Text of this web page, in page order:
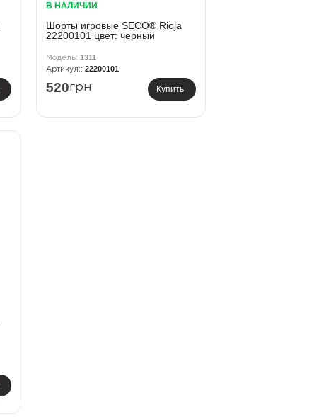
В НАЛИЧИИ
Шорты игровые SECO® Rioja
22200101 цвет: черный
1311
22200101
520грн Купить